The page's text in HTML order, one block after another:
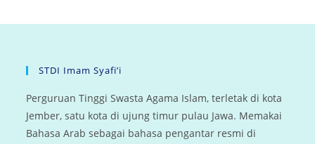
STDI Imam Syafi’i
Perguruan Tinggi Swasta Agama Islam, terletak di kota
Jember, satu kota di ujung timur pulau Jawa. Memakai
Bahasa Arab sebagai bahasa pengantar resmi di